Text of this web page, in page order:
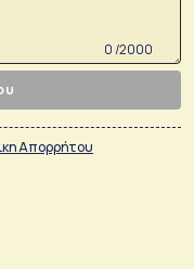
0 /2000
Απορρήτου